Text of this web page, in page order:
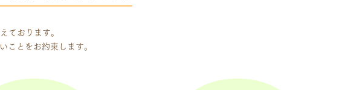
ております。
ことをお約束します。